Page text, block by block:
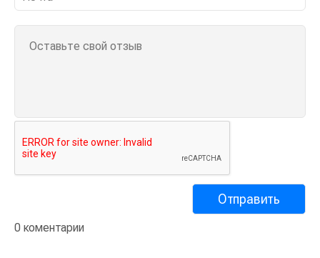
0 коментарии